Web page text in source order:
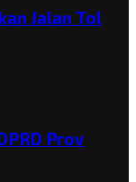
Jalan Tol
Prov